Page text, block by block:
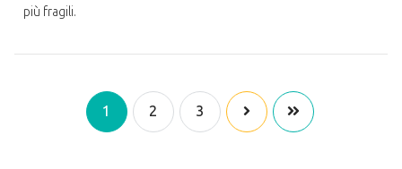
più fragili.
1 2 3